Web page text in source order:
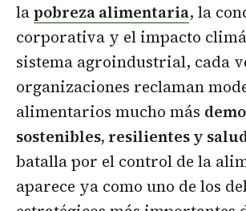
lapobreza alimentaria, la
corporativa y el impacto
sistema agroindustrial, cada
organizaciones reclaman
alimentarios mucho más
sostenibles, resilientes y
batalla por el control de la
aparece ya como uno de los